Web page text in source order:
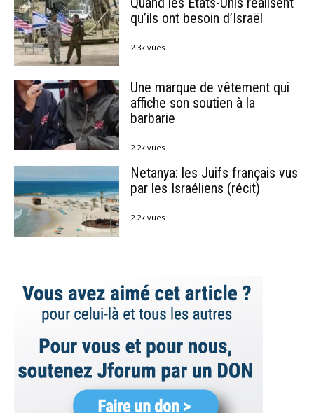
qu’ils ont besoin d’Israël
2.3k vues
Une marque de vêtement qui
affiche son soutien à la
barbarie
2.2k vues
Netanya: les Juifs français vus
par les Israéliens (récit)
2.2k vues